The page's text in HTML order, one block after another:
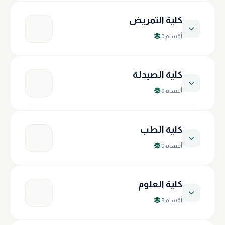
قسم تقنيات الاشعة
قسم تقنيات التأهيل الطبي والعلاج الطبيعي
قسم تقنيات التجميل والليزر
كلية التمريض
0 أقسام
كلية الصيدلة
0 أقسام
كلية الطب
0 أقسام
كلية العلوم
8 أقسام